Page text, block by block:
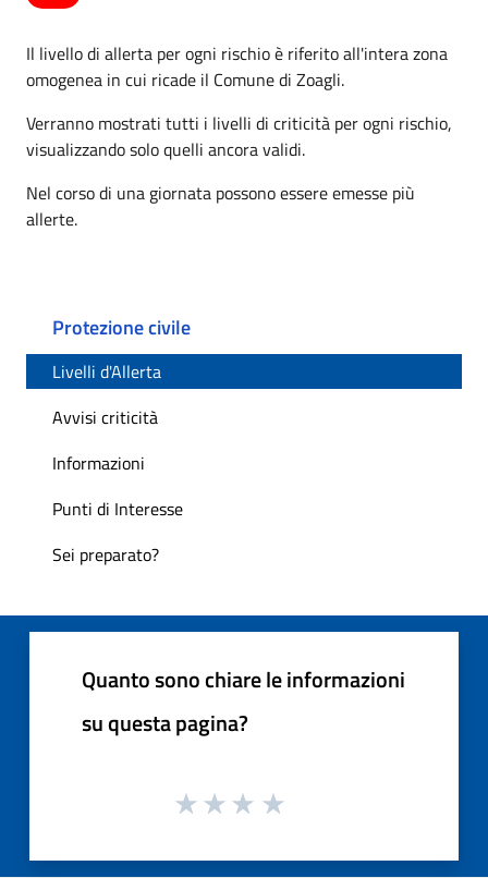
Il livello di allerta per ogni rischio è riferito all'intera zona
omogenea in cui ricade il Comune di Zoagli.
Verranno mostrati tutti i livelli di criticità per ogni rischio,
visualizzando solo quelli ancora validi.
Nel corso di una giornata possono essere emesse più
allerte.
Protezione civile
Livelli d'Allerta
Avvisi criticità
Informazioni
Punti di Interesse
Sei preparato?
Quanto sono chiare le informazioni
su questa pagina?